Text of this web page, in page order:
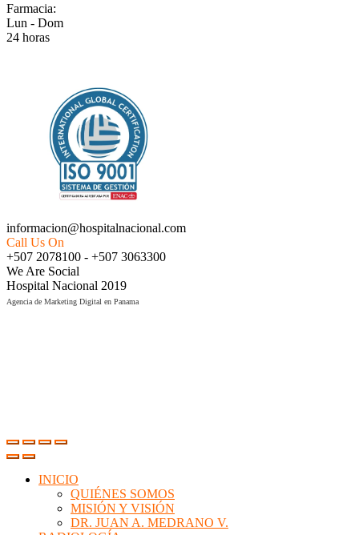
Farmacia:
Lun - Dom
24 horas
informacion@hospitalnacional.com
Call Us On
+507 2078100 - +507 3063300
We Are Social
Hospital Nacional 2019
Agencia de Marketing Digital en Panama
INICIO
QUIÉNES SOMOS
MISIÓN Y VISIÓN
DR. JUAN A. MEDRANO V.